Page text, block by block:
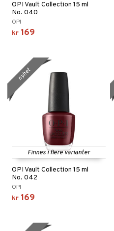
OPI Vault Collection 15 ml
No. 040
OPI
kr 169
Finnes i flere varianter
OPI Vault Collection 15 ml
No. 042
OPI
kr 169
nyhet